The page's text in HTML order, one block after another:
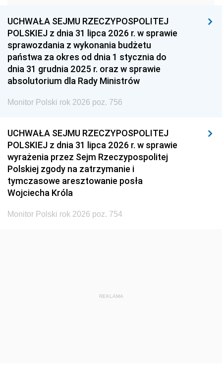
1939 1938 1937
1936 1930
UCHWAŁA SEJMU RZECZYPOSPOLITEJ
POLSKIEJ z dnia 31 lipca 2026 r. w sprawie
sprawozdania z wykonania budżetu
państwa za okres od dnia 1 stycznia do
dnia 31 grudnia 2025 r. oraz w sprawie
absolutorium dla Rady Ministrów
Monitor Polski rok 2026 poz. 756
UCHWAŁA SEJMU RZECZYPOSPOLITEJ
POLSKIEJ z dnia 31 lipca 2026 r. w sprawie
wyrażenia przez Sejm Rzeczypospolitej
Polskiej zgody na zatrzymanie i
tymczasowe aresztowanie posła
Wojciecha Króla
Monitor Polski rok 2026 poz. 754
REKLAMA